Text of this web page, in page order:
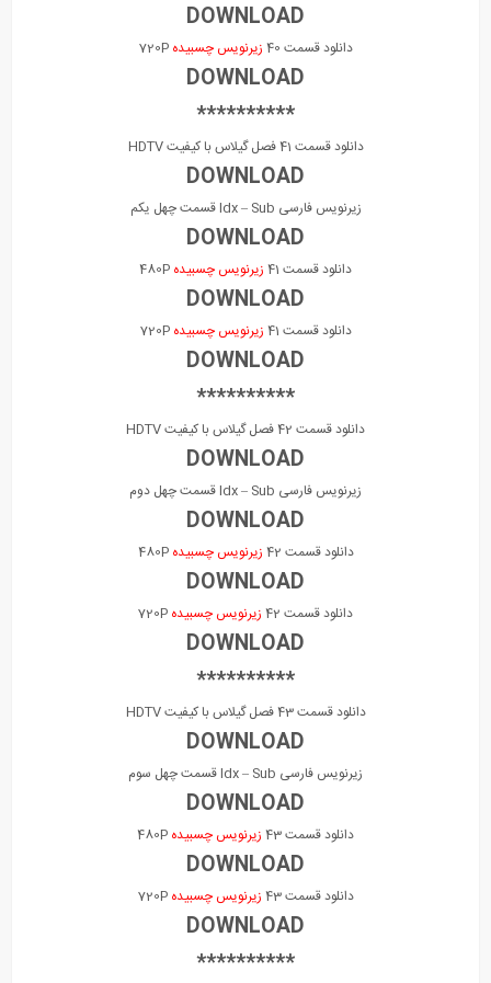
DOWNLOAD
دانلود قسمت 40 زیرنویس چسبیده 720P
DOWNLOAD
**********
دانلود قسمت 41 فصل گیلاس با کیفیت HDTV
DOWNLOAD
زیرنویس فارسی Idx – Sub قسمت چهل یکم
DOWNLOAD
دانلود قسمت 41 زیرنویس چسبیده
DOWNLOAD
دانلود قسمت 41 زیرنویس چسبیده 720P
DOWNLOAD
**********
دانلود قسمت 42 فصل گیلاس با کیفیت HDTV
DOWNLOAD
زیرنویس فارسی Idx – Sub قسمت چهل دوم
DOWNLOAD
دانلود قسمت 42 زیرنویس چسبیده 480P
DOWNLOAD
دانلود قسمت 42 زیرنویس چسبیده
DOWNLOAD
**********
دانلود قسمت 43 فصل گیلاس با کیفیت HDTV
DOWNLOAD
زیرنویس فارسی Idx – Sub قسمت چهل سوم
DOWNLOAD
دانلود قسمت 43 زیرنویس چسبیده
DOWNLOAD
دانلود قسمت 43 زیرنویس چسبیده 720P
DOWNLOAD
**********